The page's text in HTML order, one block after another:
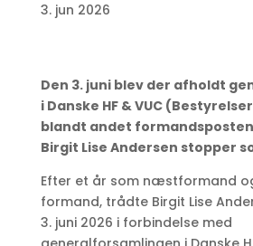
3. jun 2026
Den 3. juni blev der afholdt
i Danske HF & VUC
blandt andet
Birgit Lise Andersen stopper
Efter et år som næstformand
formand, trådte Birgit Lise
3. juni 2026 i forbindelse med